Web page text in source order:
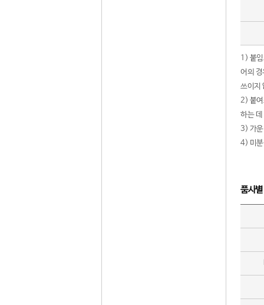
1) 붙
어의
쓰이지
2) 붙여
하는
3) 가운
4) 미분
품사